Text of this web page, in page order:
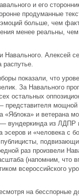
и его
продуманные
больше, чем
менее реальны,
Навального. Алексей
распутье.
показали, что
За Навального
остальных
представителя
и ветерана
— вундеркинда из
и «человека с
раз произвели
(напомним, что
всероссийского
на бесспорные